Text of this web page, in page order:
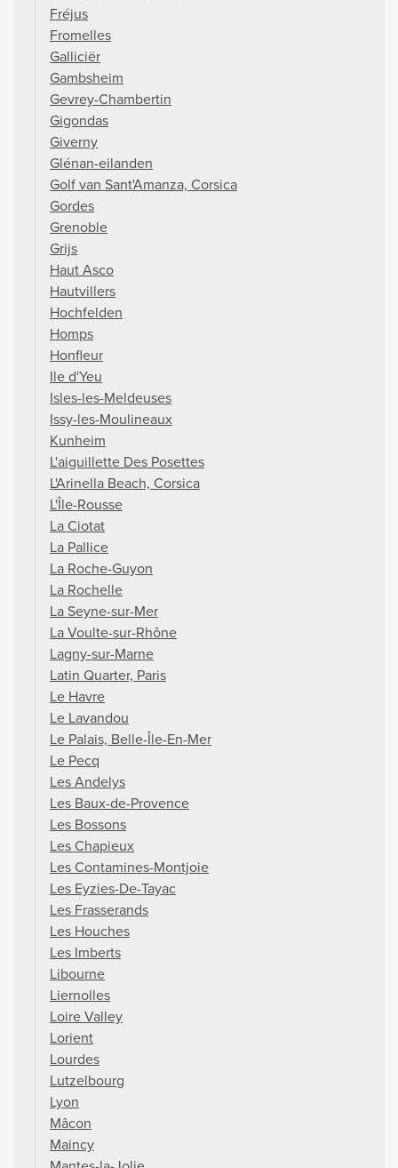
Fréjus
Fromelles
Galliciër
Gambsheim
Gevrey-Chambertin
Gigondas
Giverny
Glénan-eilanden
Golf van Sant'Amanza, Corsica
Gordes
Grenoble
Grijs
Haut Asco
Hautvillers
Hochfelden
Homps
Honfleur
Ile d'Yeu
Isles-les-Meldeuses
Issy-les-Moulineaux
Kunheim
L'aiguillette Des Posettes
L'Arinella Beach, Corsica
L'Île-Rousse
La Ciotat
La Pallice
La Roche-Guyon
La Rochelle
La Seyne-sur-Mer
La Voulte-sur-Rhône
Lagny-sur-Marne
Latin Quarter, Paris
Le Havre
Le Lavandou
Le Palais, Belle-Île-En-Mer
Le Pecq
Les Andelys
Les Baux-de-Provence
Les Bossons
Les Chapieux
Les Contamines-Montjoie
Les Eyzies-De-Tayac
Les Frasserands
Les Houches
Les Imberts
Libourne
Liernolles
Loire Valley
Lorient
Lourdes
Lutzelbourg
Lyon
Mâcon
Maincy